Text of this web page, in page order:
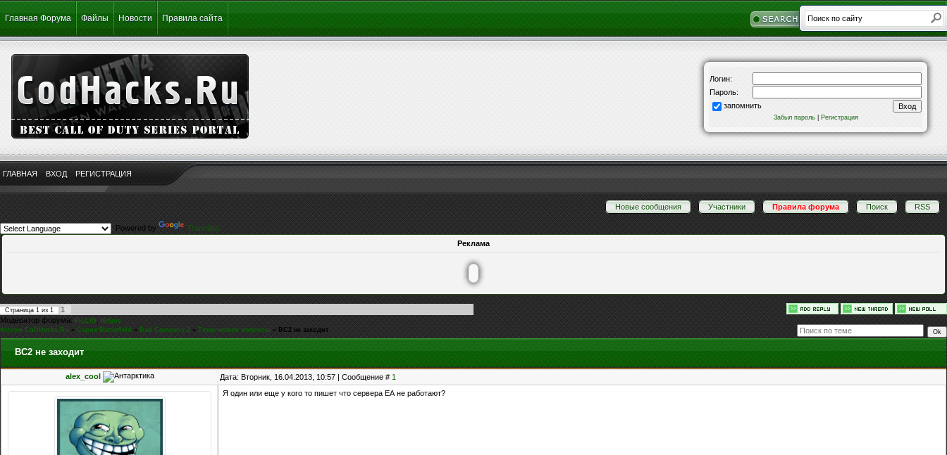
Главная Форума Файлы Новости Правила сайта
ГЛАВНАЯ ВХОД РЕГИСТРАЦИЯ
Логин:
Пароль:
запомнить
Забыл пароль| Регистрация
Новые сообщения · Участники · Правила форума · Поиск · RSS
Powered by
Translate
Реклама
Страница 1 из 1
1
Модератор форума: FiLLiN,iEnjoy
Форум CoDHacks.Ru » Серия Battlefield » Bad Company 2 » Технические вопросы » BC2 не заходит
BC2 не заходит
alex_cool Дата: Вторник, 16.04.2013, 10:57 | Сообщение # 1
Я один или еще у кого то пишет что сервера ЕА не работают?